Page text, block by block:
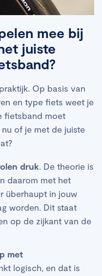
mee bij
juiste
Op basis van
en type fiets weet je
fietsband moet
of je met de juiste
druk. De theorie is
daarom met het
überhaupt in jouw
worden. Dit staat
op de zijkant van de
met
logisch, en dat is